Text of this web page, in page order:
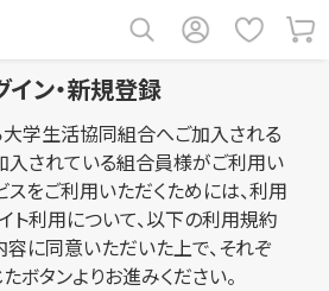
イン・新規登録
大学生活協同組合へご加入される
入されている組合員様がご利用い
スをご利用いただくためには、利用
ト利用について、以下の利用規約
容に同意いただいた上で、それぞ
ボタンよりお進みください。